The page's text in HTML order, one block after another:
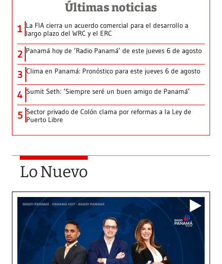
Últimas noticias
1 La FIA cierra un acuerdo comercial para el desarrollo a
largo plazo del WRC y el ERC
2 Panamá hoy de ‘Radio Panamá’ de este jueves 6 de agosto
3 Clima en Panamá: Pronóstico para este jueves 6 de agosto
4 Sumit Seth: ‘Siempre seré un buen amigo de Panamá’
5 Sector privado de Colón clama por reformas a la Ley de
Puerto Libre
Lo Nuevo